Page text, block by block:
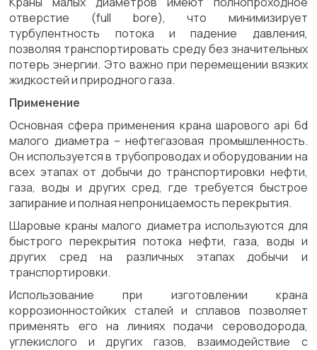
отверстие (full bore), что минимизирует
турбулентность потока и падение давления,
позволяя транспортировать среду без значительных
потерь энергии. Это важно при перемещении вязких
жидкостей и природного газа.
Применение
Основная сфера применения крана шарового api 6d
малого диаметра – нефтегазовая промышленность.
Он используется в трубопроводах и оборудовании на
всех этапах от добычи до транспортировки нефти,
газа, воды и других сред, где требуется быстрое
запирание и полная непроницаемость перекрытия.
Шаровые краны малого диаметра используются для
быстрого перекрытия потока нефти, газа, воды и
других сред на различных этапах добычи и
транспортировки.
Использование при изготовлении крана
коррозионностойких сталей и сплавов позволяет
применять его на линиях подачи сероводорода,
углекислого и других газов, взаимодействие с